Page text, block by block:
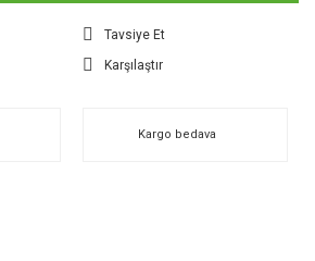
Tavsiye Et
Karşılaştır
Kargo bedava